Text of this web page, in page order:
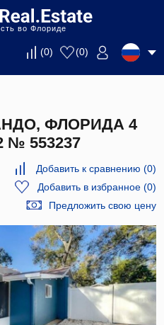
во Флориде
(0) (0)
ФЛОРИДА 4
№ 553237
Добавить к сравнению (0)
Добавить в избранное(0)
Предложить свою цену